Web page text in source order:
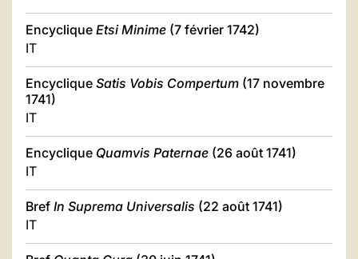
Encyclique Etsi Minime (7 février 1742)
IT
Encyclique Satis Vobis Compertum (17 novembre
1741)
IT
Encyclique Quamvis Paternae (26 août 1741)
IT
Bref In Suprema Universalis (22 août 1741)
IT